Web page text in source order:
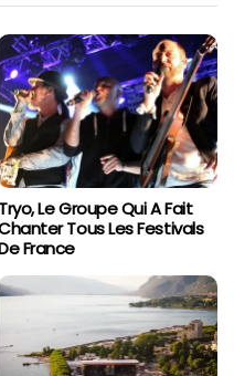
Tryo, Le Groupe Qui A Fait
Tous Les Festivals
France